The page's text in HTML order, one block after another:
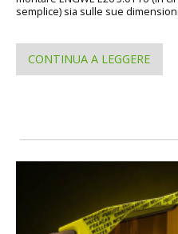
semplice) sia sulle sue
CONTINUA A LEGGERE